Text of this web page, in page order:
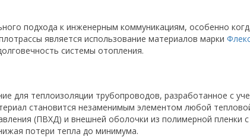
подхода к инженерным коммуникациям, особенно
является использование материалов марки
системы отопления.
для теплоизоляции трубопроводов, разработанное с
становится незаменимым элементом любой
(ПВХД) и внешней оболочки из полимерной пленки
потери тепла до минимума.